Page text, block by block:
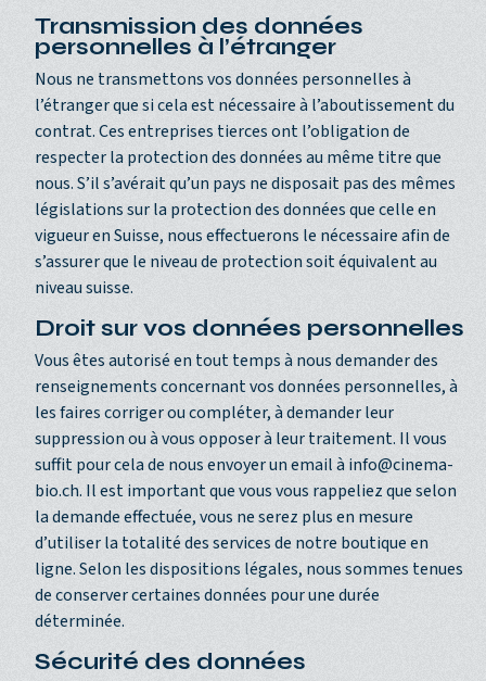
Transmission des données
personnelles à l’étranger
Nous ne transmettons vos données personnelles à
l’étranger que si cela est nécessaire à l’aboutissement du
contrat. Ces entreprises tierces ont l’obligation de
respecter la protection des données au même titre que
nous. S’il s’avérait qu’un pays ne disposait pas des mêmes
législations sur la protection des données que celle en
vigueur en Suisse, nous effectuerons le nécessaire afin de
s’assurer que le niveau de protection soit équivalent au
niveau suisse.
Droit sur vos données personnelles
Vous êtes autorisé en tout temps à nous demander des
renseignements concernant vos données personnelles, à
les faires corriger ou compléter, à demander leur
suppression ou à vous opposer à leur traitement. Il vous
suffit pour cela de nous envoyer un email à info@cinema-
bio.ch. Il est important que vous vous rappeliez que selon
la demande effectuée, vous ne serez plus en mesure
d’utiliser la totalité des services de notre boutique en
ligne. Selon les dispositions légales, nous sommes tenues
de conserver certaines données pour une durée
déterminée.
Sécurité des données